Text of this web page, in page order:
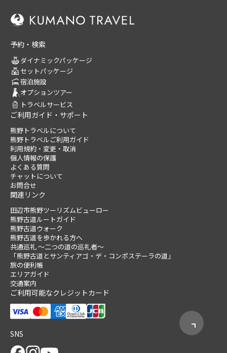
予約・検索
ダイナミックパッケージ
セットパッケージ
宿泊施設
オプションツアー
トラベルサービス
ご利用ガイド・サポート
熊野トラベルについて
熊野トラベルご利用ガイド
利用規約・変更・取消
個人情報の保護
よくある質問
チャットについて
お問合せ
関連リンク
田辺市熊野ツーリズムビューロー
熊野古道ルートガイド
熊野古道ウォーク
熊野古道を歩かれる方へ
共通巡礼 ～二つの道の巡礼者～
「熊野古道とサンティアゴ・デ・コンポステーラの道」
旅の便利帳
エリアガイド
交通案内
ご利用可能なクレジットカード
SNS